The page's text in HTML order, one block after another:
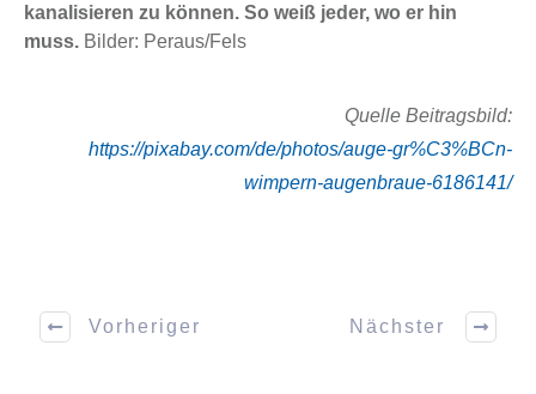
kanalisieren zu können. So weiß jeder, wo er hin
muss. Bilder: Peraus/Fels
Quelle Beitragsbild:
https://pixabay.com/de/photos/auge-gr%C3%BCn-
wimpern-augenbraue-6186141/
Vorheriger Nächster